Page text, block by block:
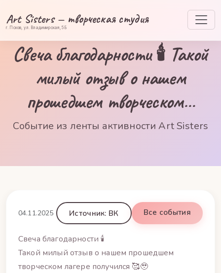
Art Sisters — творческая студия
г. Псков, ул. Владимирская, 5Б
Свеча благодарности 🕯️ Такой
милый отзыв о нашем
прошедшем творческом…
Событие из ленты активности Art Sisters
04.11.2025 Источник: ВК Все события
Свеча благодарности 🕯️
Такой милый отзыв о нашем прошедшем
творческом лагере получился 🥰🥹